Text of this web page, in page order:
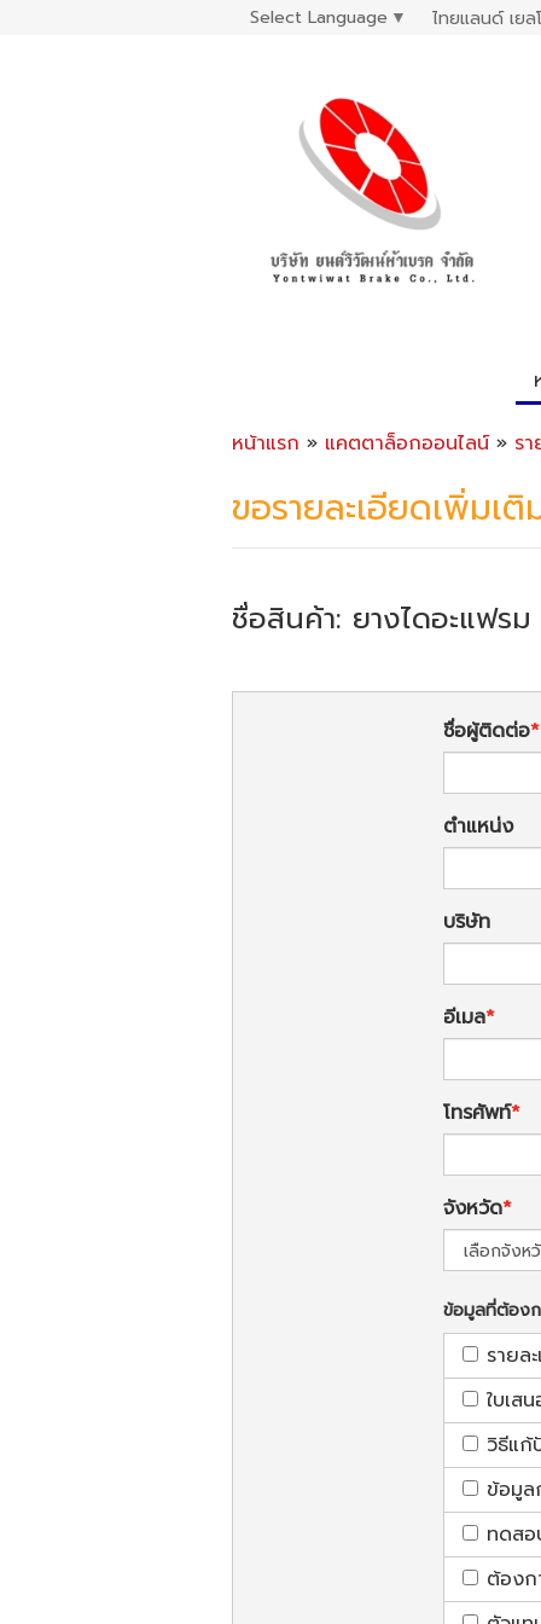
Select Language ▼ ไทยแลนด์ เยล
หน้าแรก » แคตตาล็อกออนไลน์ » ร
ขอรายละเอียดเพิ่มเติ
ชื่อสินค้า: ยางไดอะแฟรม
ชื่อผู้ติดต่อ
ตำแหน่ง
บริษัท
อีเมล
โทรศัพท์
จังหวัด
ข้อมูลที่ต้องก
รายล
ใบเส
วิธีแก้
ข้อมูล
ทดสอ
ต้องก